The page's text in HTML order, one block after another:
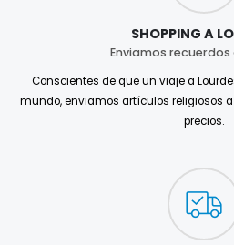
SHOPPING A
Enviamos recuerdos
Conscientes de que un viaje a
mundo, enviamos artículos religiosos
precios.